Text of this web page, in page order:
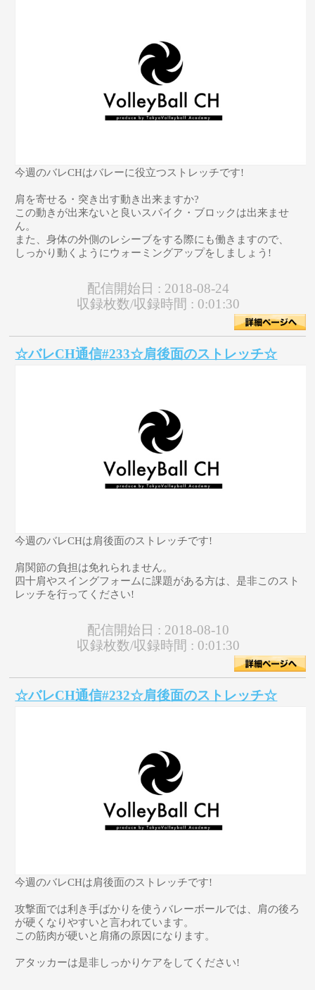
今週のバレCHはバレーに役立つストレッチです!
肩を寄せる・突き出す動き出来ますか?
この動きが出来ないと良いスパイク・ブロックは出来ませ
ん。
また、身体の外側のレシーブをする際にも働きますので、
しっかり動くようにウォーミングアップをしましょう!
配信開始日 : 2018-08-24
収録枚数/収録時間 : 0:01:30
☆バレCH通信#233☆肩後面のストレッチ☆
今週のバレCHは肩後面のストレッチです!
肩関節の負担は免れられません。
四十肩やスイングフォームに課題がある方は、是非このスト
レッチを行ってください!
配信開始日 : 2018-08-10
収録枚数/収録時間 : 0:01:30
☆バレCH通信#232☆肩後面のストレッチ☆
今週のバレCHは肩後面のストレッチです!
攻撃面では利き手ばかりを使うバレーボールでは、肩の後ろ
が硬くなりやすいと言われています。
この筋肉が硬いと肩痛の原因になります。
アタッカーは是非しっかりケアをしてください!